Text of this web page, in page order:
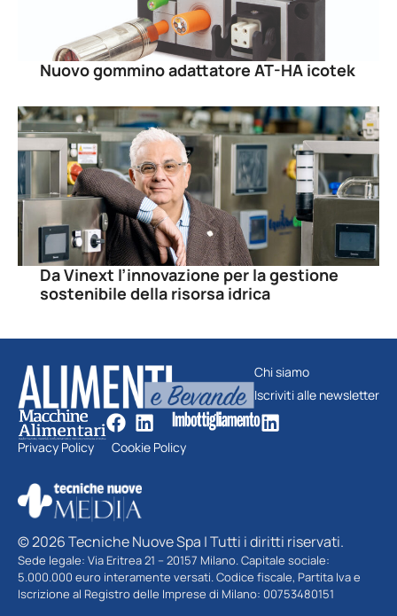
Nuovo gommino adattatore AT-HA icotek
Da Vinext l’innovazione per la gestione
sostenibile della risorsa idrica
Chi siamo
Iscriviti alle newsletter
Privacy Policy Cookie Policy
© 2026 Tecniche Nuove Spa | Tutti i diritti riservati.
Sede legale: Via Eritrea 21 – 20157 Milano. Capitale sociale:
5.000.000 euro interamente versati. Codice fiscale, Partita Iva e
Iscrizione al Registro delle Imprese di Milano: 00753480151